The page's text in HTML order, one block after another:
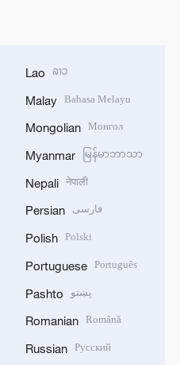
Lao ລາວ
Malay Bahasa Melayu
Mongolian Монгол
Myanmar မြန်မာဘာသာ
Nepali नेपाली
Persian فارسی
Polish Polski
Portuguese Português
Pashto پښتو
Romanian Română
Russian Русский